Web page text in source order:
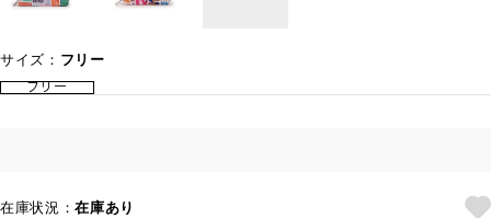
サイズ： フリー
フリー
在庫状況：在庫あり